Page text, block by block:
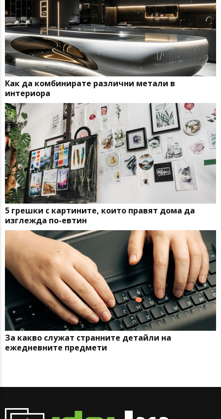
Как да комбинирате различни метали в
интериора
5 грешки с картините, които правят дома да
изглежда по-евтин
За какво служат странните детайли на
ежедневните предмети